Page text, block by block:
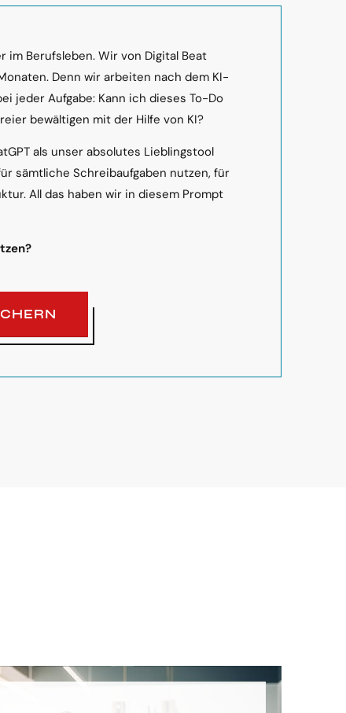
im Berufsleben. Wir von Digital Beat
Denn wir arbeiten nach dem KI-
jeder Aufgabe: Kann ich dieses To-Do
bewältigen mit der Hilfe von KI?
als unser absolutes Lieblingstool
sämtliche Schreibaufgaben nutzen, für
All das haben wir in diesem Prompt